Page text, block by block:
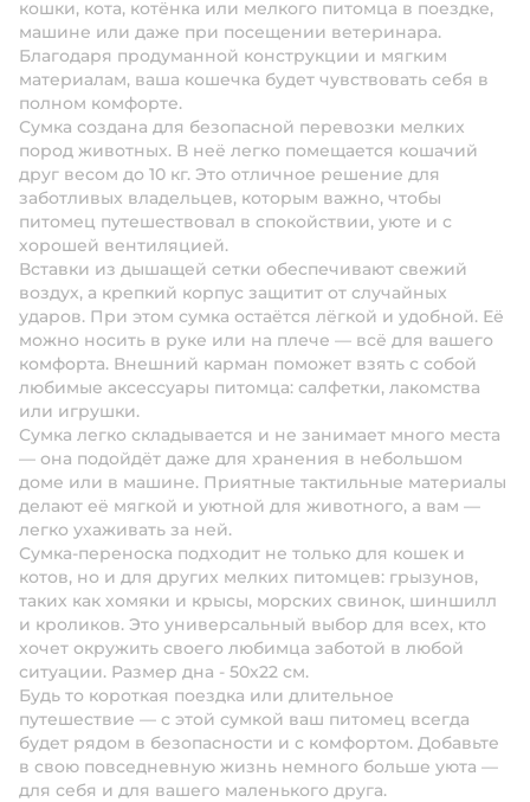
кошки, кота, котёнка или мелкого питомца в поездке,
машине или даже при посещении ветеринара.
Благодаря продуманной конструкции и мягким
материалам, ваша кошечка будет чувствовать себя в
полном комфорте.
Сумка создана для безопасной перевозки мелких
пород животных. В неё легко помещается кошачий
друг весом до 10 кг. Это отличное решение для
заботливых владельцев, которым важно, чтобы
питомец путешествовал в спокойствии, уюте и с
хорошей вентиляцией.
Вставки из дышащей сетки обеспечивают свежий
воздух, а крепкий корпус защитит от случайных
ударов. При этом сумка остаётся лёгкой и удобной. Её
можно носить в руке или на плече — всё для вашего
комфорта. Внешний карман поможет взять с собой
любимые аксессуары питомца: салфетки, лакомства
или игрушки.
Сумка легко складывается и не занимает много места
— она подойдёт даже для хранения в небольшом
доме или в машине. Приятные тактильные материалы
делают её мягкой и уютной для животного, а вам —
легко ухаживать за ней.
Сумка-переноска подходит не только для кошек и
котов, но и для других мелких питомцев: грызунов,
таких как хомяки и крысы, морских свинок, шиншилл
и кроликов. Это универсальный выбор для всех, кто
хочет окружить своего любимца заботой в любой
ситуации. Размер дна - 50х22 см.
Будь то короткая поездка или длительное
путешествие — с этой сумкой ваш питомец всегда
будет рядом в безопасности и с комфортом. Добавьте
в свою повседневную жизнь немного больше уюта —
для себя и для вашего маленького друга.